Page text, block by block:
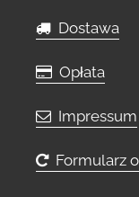
Dostawa
Opłata
Impressum
Formularz